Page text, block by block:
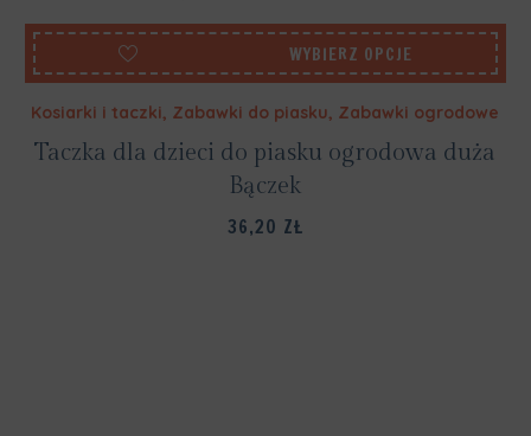
WYBIERZ OPCJE
Kosiarki i taczki, Zabawki do piasku, Zabawki ogrodowe
Taczka dla dzieci do piasku ogrodowa duża
Bączek
36,20 ZŁ